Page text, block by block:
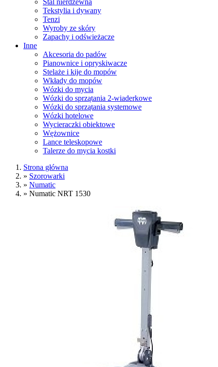
Stal nierdzewna
Tekstylia i dywany
Tenzi
Wyroby ze skóry
Zapachy i odświeżacze
Inne
Akcesoria do padów
Pianownice i opryskiwacze
Stelaże i kije do mopów
Wkłady do mopów
Wózki do mycia
Wózki do sprzątania 2-wiaderkowe
Wózki do sprzątania systemowe
Wózki hotelowe
Wycieraczki obiektowe
Wężownice
Lance teleskopowe
Talerze do mycia kostki
Strona główna
» Szorowarki
» Numatic
» Numatic NRT 1530